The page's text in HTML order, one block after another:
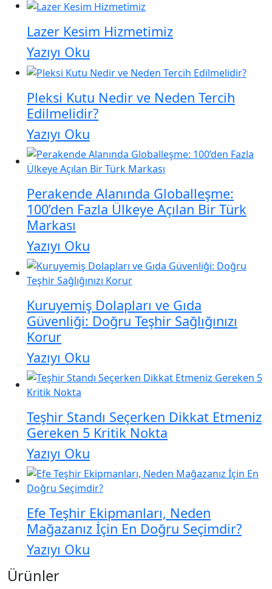
Lazer Kesim Hizmetimiz
Yazıyı Oku
Pleksi Kutu Nedir ve Neden Tercih
Edilmelidir?
Yazıyı Oku
Perakende Alanında Globalleşme:
100’den Fazla Ülkeye Açılan Bir Türk
Markası
Yazıyı Oku
Kuruyemiş Dolapları ve Gıda
Güvenliği: Doğru Teşhir Sağlığınızı
Korur
Yazıyı Oku
Teşhir Standı Seçerken Dikkat Etmeniz
Gereken 5 Kritik Nokta
Yazıyı Oku
Efe Teşhir Ekipmanları, Neden
Mağazanız İçin En Doğru Seçimdir?
Yazıyı Oku
Ürünler